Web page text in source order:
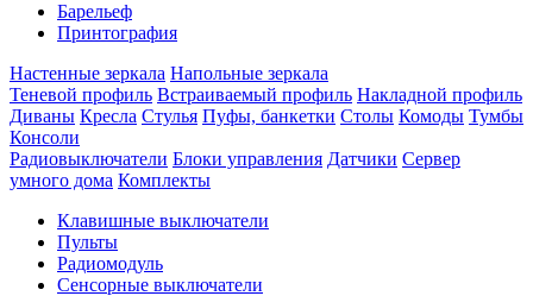
Барельеф
Принтография
Настенные зеркала Напольные зеркала
Теневой профиль Встраиваемый профиль Накладной профиль
Диваны Кресла Стулья Пуфы, банкетки Столы Комоды Тумбы
Консоли
Радиовыключатели Блоки управления Датчики Сервер
умного дома Комплекты
Клавишные выключатели
Пульты
Радиомодуль
Сенсорные выключатели